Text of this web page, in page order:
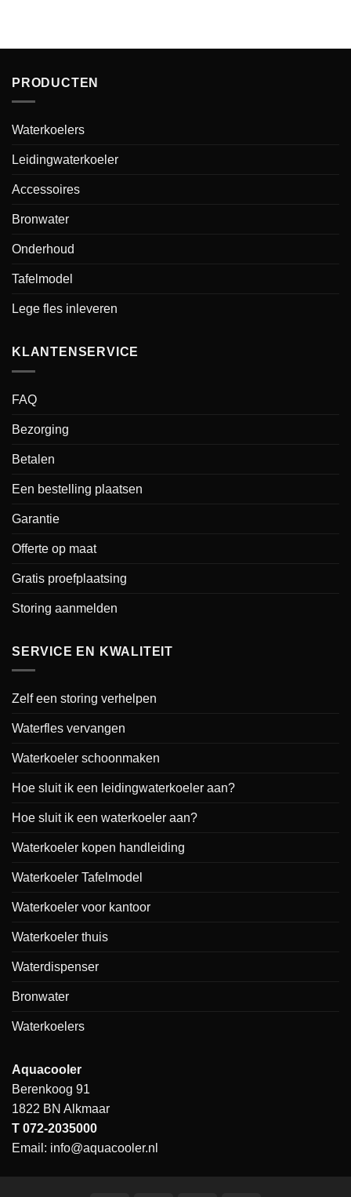
PRODUCTEN
Waterkoelers
Leidingwaterkoeler
Accessoires
Bronwater
Onderhoud
Tafelmodel
Lege fles inleveren
KLANTENSERVICE
FAQ
Bezorging
Betalen
Een bestelling plaatsen
Garantie
Offerte op maat
Gratis proefplaatsing
Storing aanmelden
SERVICE EN KWALITEIT
Zelf een storing verhelpen
Waterfles vervangen
Waterkoeler schoonmaken
Hoe sluit ik een leidingwaterkoeler aan?
Hoe sluit ik een waterkoeler aan?
Waterkoeler kopen handleiding
Waterkoeler Tafelmodel
Waterkoeler voor kantoor
Waterkoeler thuis
Waterdispenser
Bronwater
Waterkoelers
Aquacooler
Berenkoog 91
1822 BN Alkmaar
T 072-2035000
Email: info@aquacooler.nl